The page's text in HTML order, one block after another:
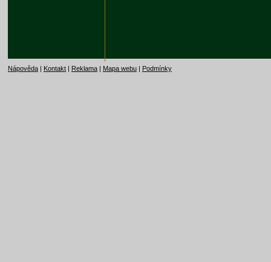
Nápověda | Kontakt | Reklama | Mapa webu | Podmínky